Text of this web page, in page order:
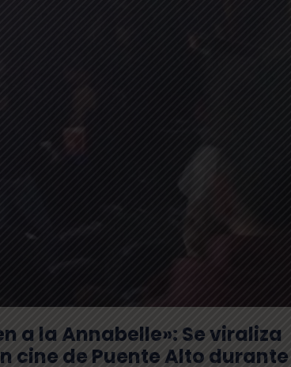
a la Annabelle»: Se viraliza
cine de Puente Alto durante